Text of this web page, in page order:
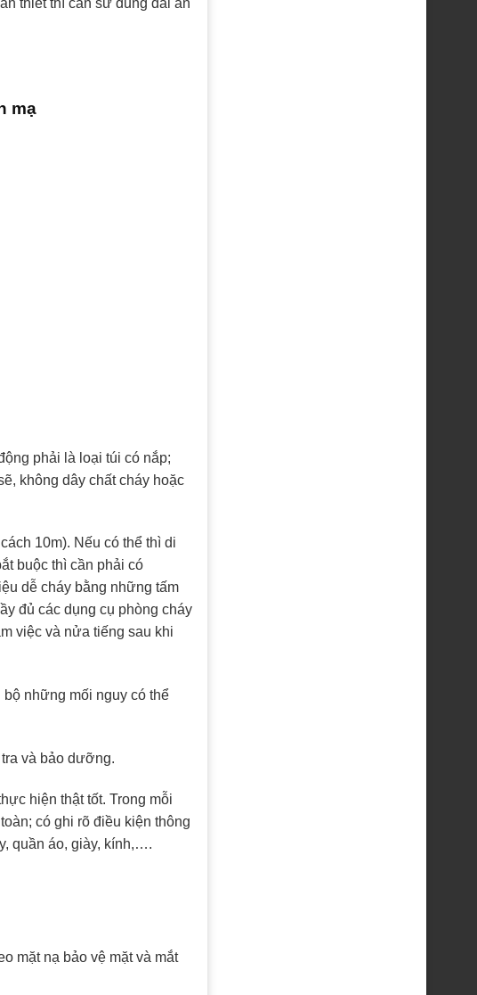
thiết thì cần sử dung đai an
mạ
phải là loại túi có nắp;
không dây chất cháy hoặc
10m). Nếu có thể thì di
buộc thì cần phải có
dễ cháy bằng những tấm
đủ các dụng cụ phòng cháy
việc và nửa tiếng sau khi
những mối nguy có thể
và bảo dưỡng.
hiện thật tốt. Trong mỗi
có ghi rõ điều kiện thông
quần áo, giày, kính,….
mặt nạ bảo vệ mặt và mắt